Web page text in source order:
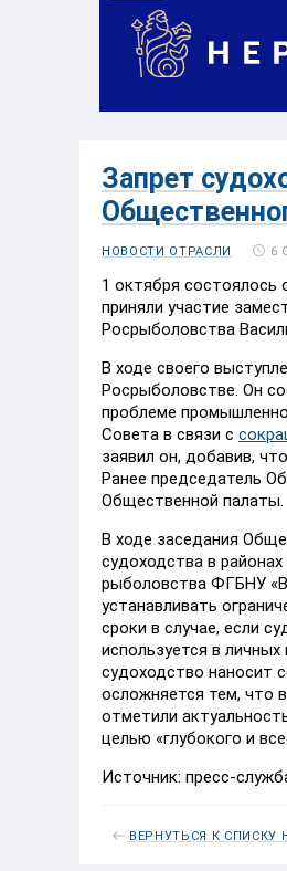
Запрет
НОВОСТИ ОТРАСЛИ 6
1 октября состоялось
приняли участие
Росрыболовства
В ходе своего
Росрыболовстве. Он
проблеме
Совета в связи с
заявил он, добавив,
Ранее председатель
Общественной палаты.
В ходе заседания
судоходства в
рыболовства ФГБНУ
устанавливать
сроки в случае, если
используется в
судоходство наносит
осложняется тем, что
отметили
целью «глубокого и
Источник: пресс-
ВЕРНУТЬСЯ К СПИСКУ